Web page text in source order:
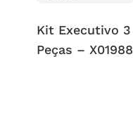
Kit Executivo 3
Peças – X01988